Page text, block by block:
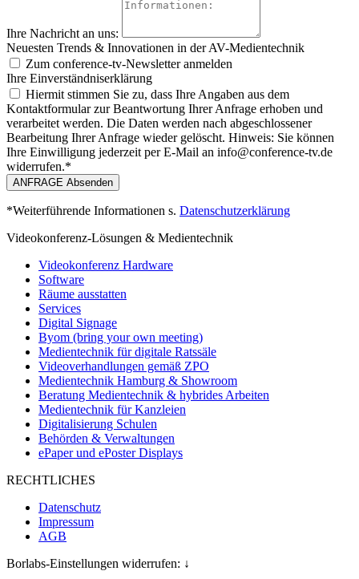
Ihre Nachricht an uns:
Neuesten Trends & Innovationen in der AV-Medientechnik
Zum conference‑tv-Newsletter anmelden
Ihre Einverständniserklärung
Hiermit stimmen Sie zu, dass Ihre Angaben aus dem
Kontaktformular zur Beantwortung Ihrer Anfrage erhoben und
verarbeitet werden. Die Daten werden nach abgeschlossener
Bearbeitung Ihrer Anfrage wieder gelöscht. Hinweis: Sie können
Ihre Einwilligung jederzeit per E-Mail an info@conference-tv.de
widerrufen.*
ANFRAGE Absenden
*Weiterführende Informationen s. Datenschutzerklärung
Videokonferenz-Lösungen & Medientechnik
Videokonferenz Hardware
Software
Räume ausstatten
Services
Digital Signage
Byom (bring your own meeting)
Medientechnik für digitale Ratssäle
Videoverhandlungen gemäß ZPO
Medientechnik Hamburg & Showroom
Beratung Medientechnik & hybrides Arbeiten
Medientechnik für Kanzleien
Digitalisierung Schulen
Behörden & Verwaltungen
ePaper und ePoster Displays
RECHTLICHES
Datenschutz
Impressum
AGB
Borlabs-Einstellungen widerrufen: ↓